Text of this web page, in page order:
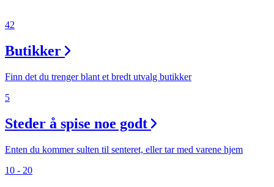
42
Butikker
Finn det du trenger blant et bredt utvalg butikker
5
Steder å spise noe godt
Enten du kommer sulten til senteret, eller tar med varene hjem
10 - 20